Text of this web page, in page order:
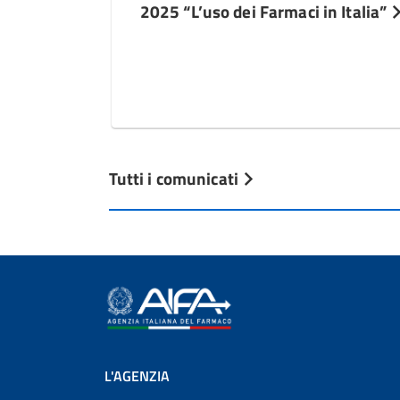
2025 “L’uso dei Farmaci in Italia”
Tutti i comunicati
L'AGENZIA